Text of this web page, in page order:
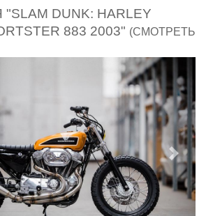
DUNK: HARLEY
883 2003" (СМОТРЕТЬ